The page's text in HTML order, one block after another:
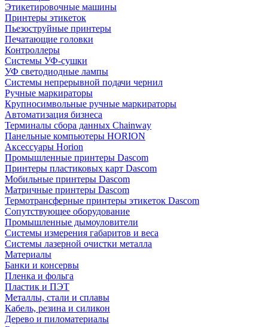
Этикетировочные машины
Принтеры этикеток
Пьезоструйные принтеры
Печатающие головки
Контроллеры
Системы УФ-сушки
УФ светодиодные лампы
Системы непрерывной подачи чернил
Ручные маркираторы
Крупносимвольные ручные маркираторы
Автоматизация бизнеса
Терминалы сбора данных Chainway
Панельные компьютеры HORION
Аксессуары Horion
Промышленные принтеры Dascom
Принтеры пластиковых карт Dascom
Мобильные принтеры Dascom
Матричные принтеры Dascom
Термотрансферные принтеры этикеток Dascom
Сопутствующее оборудование
Промышленные дымоуловители
Системы измерения габаритов и веса
Системы лазерной очистки металла
Материалы
Банки и консервы
Пленка и фольга
Пластик и ПЭТ
Металлы, стали и сплавы
Кабель, резина и силикон
Дерево и пиломатериалы